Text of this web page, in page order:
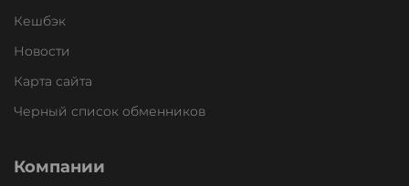
Кешбэк
Новости
Карта сайта
Черный список обменников
Компании